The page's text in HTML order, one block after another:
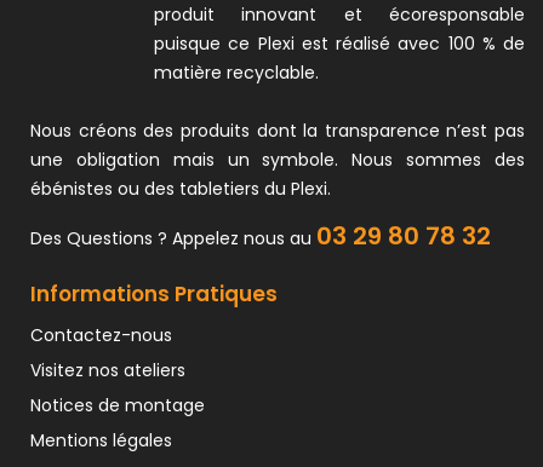
produit innovant et écoresponsable
puisque ce Plexi est réalisé avec 100 % de
matière recyclable.
Nous créons des produits dont la transparence n’est pas
une obligation mais un symbole. Nous sommes des
ébénistes ou des tabletiers du Plexi.
Des Questions ? Appelez nous au 03 29 80 78 32
Informations Pratiques
Contactez-nous
Visitez nos ateliers
Notices de montage
Mentions légales